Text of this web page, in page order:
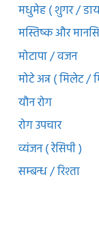
मधुमेह ( शुगर /
मस्तिष्क और
मोटापा / वजन
मोटे अन्न ( मिलेट /
यौन रोग
रोग उपचार
व्यंजन ( रेसिपी )
सम्बन्ध / रिश्ता